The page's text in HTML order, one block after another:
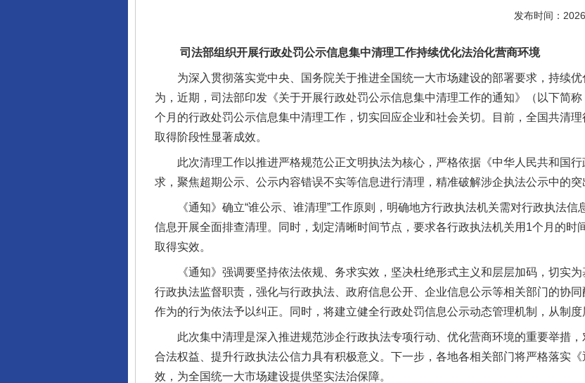
发布时间：
司法部组织开展行政处罚公示信息集中清理工作持续优化法治化营商环境
为深入贯彻落实党中央、国务院关于推进全国统一大市场建设的部署要求，持续优
为，近期，司法部印发《关于开展行政处罚公示信息集中清理工作的通知》（以下简
个月的行政处罚公示信息集中清理工作，切实回应企业和社会关切。目前，全国共清
取得阶段性显著成效。
此次清理工作以推进严格规范公正文明执法为核心，严格依据《中华人民共和国行
求，聚焦超期公示、公示内容错误不实等信息进行清理，精准破解涉企执法公示中的突
《通知》确立“谁公示、谁清理”工作原则，明确地方行政执法机关需对行政执法信
信息开展全面排查清理。同时，划定清晰时间节点，要求各行政执法机关用1个月的时
取得实效。
《通知》强调要坚持依法依规、务求实效，坚决杜绝形式主义和层层加码，切实为
行政执法监督职责，强化与行政执法、政府信息公开、企业信息公示等相关部门的协
作为的行为依法予以纠正。同时，将建立健全行政处罚信息公示动态管理机制，从制度
此次集中清理是深入推进规范涉企行政执法专项行动、优化营商环境的重要举措，
合法权益、提升行政执法公信力具有积极意义。下一步，各地各相关部门将严格落实
效，为全国统一大市场建设提供坚实法治保障。
完善运行机制助力责任有效落实